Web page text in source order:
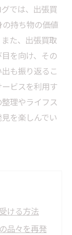
では、出張買
持ち物の価値
た、出張買取
を向け、その
も振り返るこ
ビスを利用す
理やライフス
を楽しんでい
ける方法
品々を再発